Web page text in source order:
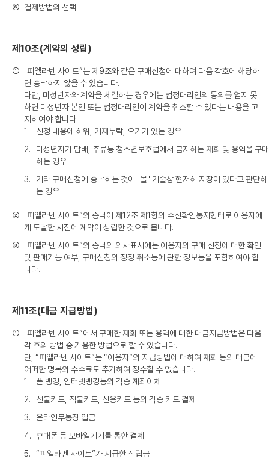
⑥ 결제방법의 선택
제10조(계약의 성립)
① "피엘라벤 사이트”는 제9조와 같은 구매신청에 대하여 다음 각호에 해당하
면 승낙하지 않을 수 있습니다.
다만, 미성년자와 계약을 체결하는 경우에는 법정대리인의 동의를 얻지 못
하면 미성년자 본인 또는 법정대리인이 계약을 취소할 수 있다는 내용을 고
지하여야 합니다.
1.
신청 내용에 허위, 기재누락, 오기가 있는 경우
2.
미성년자가 담배, 주류등 청소년보호법에서 금지하는 재화 및 용역을 구매
하는 경우
3.
기타 구매신청에 승낙하는 것이 "몰" 기술상 현저히 지장이 있다고 판단하
는 경우
② "피엘라벤 사이트”의 승낙이 제12조 제1항의 수신확인통지형태로 이용자에
게 도달한 시점에 계약이 성립한 것으로 봅니다.
③ "피엘라벤 사이트”의 승낙의 의사표시에는 이용자의 구매 신청에 대한 확인
및 판매가능 여부, 구매신청의 정정 취소등에 관한 정보등을 포함하여야 합
니다.
제11조(대금 지급방법)
① "피엘라벤 사이트”에서 구매한 재화 또는 용역에 대한 대금지급방법은 다음
각 호의 방법 중 가용한 방법으로 할 수 있습니다.
단, “피엘라벤 사이트”는 “이용자”의 지급방법에 대하여 재화 등의 대금에
어떠한 명목의 수수료도 추가하여 징수할 수 없습니다.
1.
폰 뱅킹, 인터넷뱅킹등의 각종 계좌이체
2.
선불카드, 직불카드, 신용카드 등의 각종 카드 결제
3.
온라인무통장 입금
4.
휴대폰 등 모바일기기를 통한 결제
5.
“피엘라벤 사이트”가 지급한 적립금